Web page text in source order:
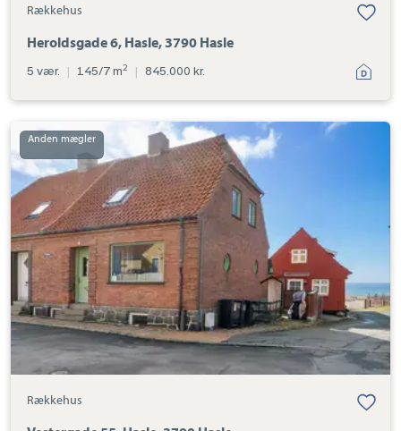
Rækkehus
Heroldsgade 6, Hasle, 3790 Hasle
5 vær. | 145/7 m2 | 845.000 kr.
Rækkehus:
Vestergade
55,
Hasle,
3790
Hasle
Rækkehus